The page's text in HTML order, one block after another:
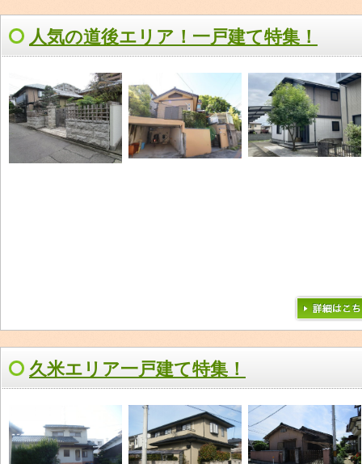
人気の道後エリア！一戸建て特集！
久米エリア一戸建て特集！